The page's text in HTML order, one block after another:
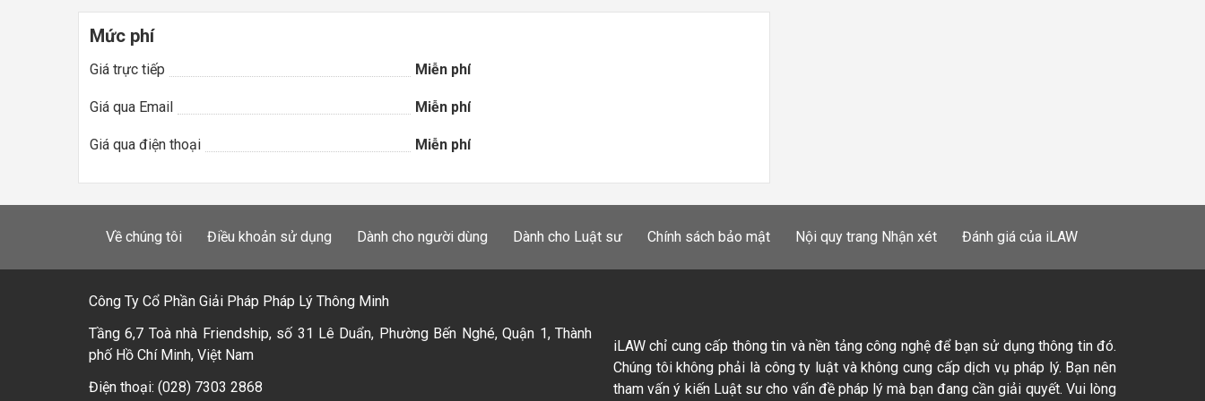
Mức phí
Giá trực tiếp Miễn phí
Giá qua Email Miễn phí
Giá qua điện thoại Miễn phí
Về chúng tôi Điều khoản sử dụng Dành cho người dùng Dành cho Luật sư Chính sách bảo mật Nội quy trang Nhận xét Đánh giá của iLAW
Công Ty Cổ Phần Giải Pháp Pháp Lý Thông Minh
Tầng 6,7 Toà nhà Friendship, số 31 Lê Duẩn, Phường Bến Nghé, Quận 1, Thành
phố Hồ Chí Minh, Việt Nam
Điện thoại: (028) 7303 2868
iLAW chỉ cung cấp thông tin và nền tảng công nghệ để bạn sử dụng thông tin đó.
Chúng tôi không phải là công ty luật và không cung cấp dịch vụ pháp lý. Bạn nên
tham vấn ý kiến Luật sư cho vấn đề pháp lý mà bạn đang cần giải quyết. Vui lòng